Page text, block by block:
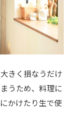
きく損なうだけ
うため、料理に
かけたり生で使